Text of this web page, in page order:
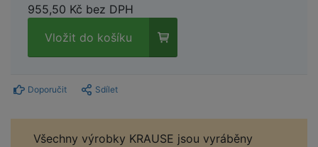
955,50 Kč bez DPH
Vložit do košíku
Doporučit Sdílet
Všechny výrobky KRAUSE jsou vyráběny